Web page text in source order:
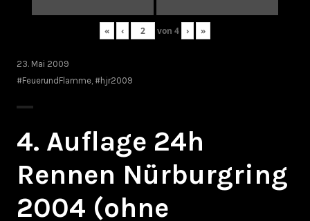
« ‹ von 4 › »
23. Mai 2009
#FeuerundFlamme #hjr2009
4. Auflage 24h
Rennen Nürburgring
2004 (ohne